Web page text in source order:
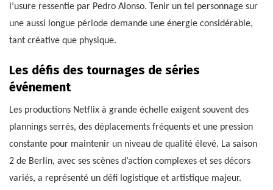
l’usure ressentie par Pedro Alonso. Tenir un tel personnage sur
une aussi longue période demande une énergie considérable,
tant créative que physique.
Les défis des tournages de séries
événement
Les productions Netflix à grande échelle exigent souvent des
plannings serrés, des déplacements fréquents et une pression
constante pour maintenir un niveau de qualité élevé. La saison
2 de Berlin, avec ses scènes d’action complexes et ses décors
variés, a représenté un défi logistique et artistique majeur.